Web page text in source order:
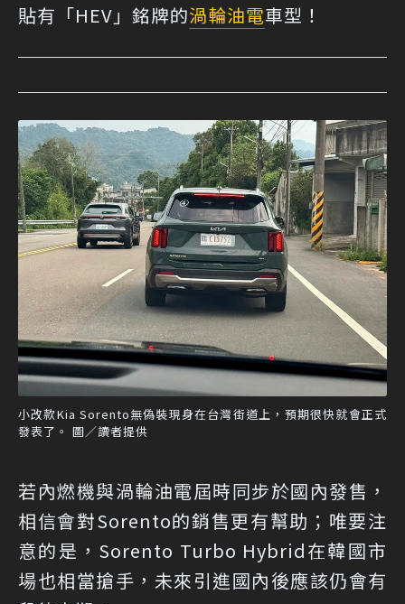
貼有「HEV」銘牌的渦輪油電車型！
小改款Kia Sorento無偽裝現身在台灣街道上，預期很快就會正式
發表了。 圖／讀者提供
若內燃機與渦輪油電屆時同步於國內發售，
相信會對Sorento的銷售更有幫助；唯要注
意的是，Sorento Turbo Hybrid在韓國市
場也相當搶手，未來引進國內後應該仍會有